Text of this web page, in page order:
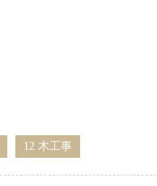
12 木工事